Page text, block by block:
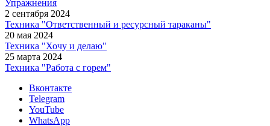
Упражнения
2 сентября 2024
Техника "Ответственный и ресурсный тараканы"
20 мая 2024
Техника "Хочу и делаю"
25 марта 2024
Техника "Работа с горем"
Вконтакте
Telegram
YouTube
WhatsApp